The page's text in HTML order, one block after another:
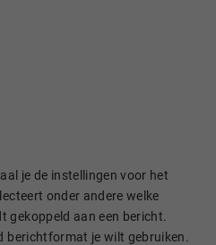
je de instellingen voor het
onder andere welke
gekoppeld aan een bericht.
berichtformat je wilt gebruiken.